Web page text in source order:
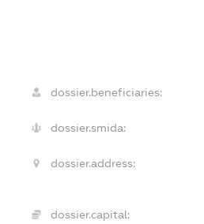
dossier.beneficiaries:
dossier.smida:
dossier.address:
dossier.capital: